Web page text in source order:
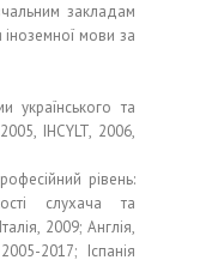
закладам
мови за
та
IHCYLT, 2006,
рівень:
слухача та
2009; Англія,
2017; Іспанія